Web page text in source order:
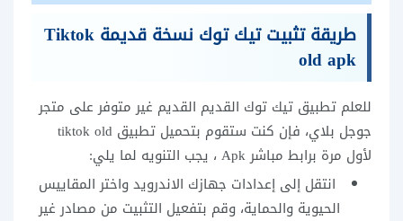
طريقة تثبيت تيك توك نسخة قديمة Tiktok
old apk
للعلم تطبيق تيك توك القديم القديم غير متوفر على متجر
جوجل بلاي، فإن كنت ستقوم بتحميل تطبيق tiktok old
لأول مرة برابط مباشر Apk ، يجب التنويه لما يلي:
انتقل إلى إعدادات جهازك الاندرويد واختر المقاييس
الحيوية والحماية، وقم بتفعيل التثبيت من مصادر غير